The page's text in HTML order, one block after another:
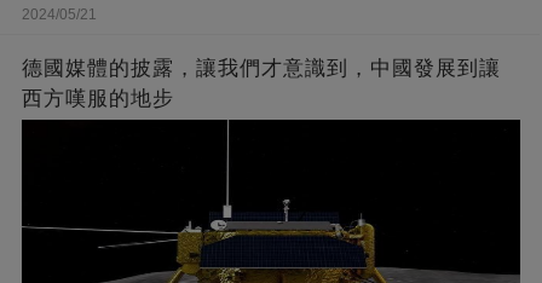
2024/05/21
德國媒體的披露，讓我們才意識到，中國發展到讓
西方嘆服的地步